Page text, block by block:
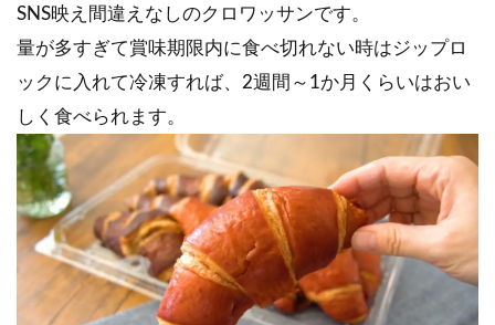
SNS映え間違えなしのクロワッサンです。
量が多すぎて賞味期限内に食べ切れない時はジップロ
ックに入れて冷凍すれば、2週間～1か月くらいはおい
しく食べられます。